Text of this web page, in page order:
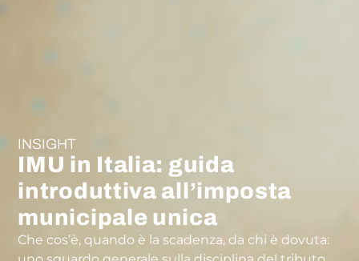
INSIGHT
IMU in Italia: guida
introduttiva all’imposta
municipale unica
Che cos’è, quando è la scadenza, da chi è dovuta: